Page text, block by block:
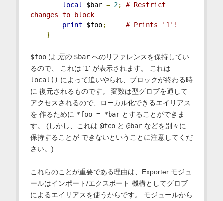
local
$bar = 2;
# Restrict
changes to block
print $foo;
# Prints '1'!
}
$fooは 元の $barへのリファレンスを保持してい
るので、 これは '1' が表示されます。 これは
local() によって追いやられ、ブロックが終わる時
に 復元されるものです。 変数は型グロブを通して
アクセスされるので、ローカル化できるエイリアス
を 作るために *foo = *barとすることができま
す。 (しかし、これは @fooと @barなどを別々に
保持することが できないということに注意してくだ
さい。)
これらのことが重要である理由は、Exporter モジュ
ールはインポート/エクスポート 機構としてグロブ
によるエイリアスを使うからです。 モジュールから